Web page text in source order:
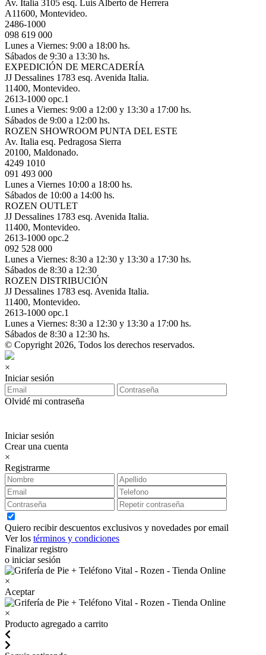
Av. Italia 3105 esq. Luis Alberto de Herrera
A11600, Montevideo.
2486-1000
098 619 000
Lunes a Viernes: 9:00 a 18:00 hs.
Sábados de 9:30 a 13:30 hs.
EXPEDICIÓN DE MERCADERÍA
JJ Dessalines 1783 esq. Avenida Italia.
11400, Montevideo.
2613-1000 opc.1
Lunes a Viernes: 9:00 a 12:00 y 13:30 a 17:00 hs.
Sábados de 9:00 a 12:00 hs.
ROZEN SHOWROOM PUNTA DEL ESTE
Av. Italia esq. Pedragosa Sierra
20100, Maldonado.
4249 1010
091 493 000
Lunes a Viernes 10:00 a 18:00 hs.
Sábados de 10:00 a 14:00 hs.
ROZEN OUTLET
JJ Dessalines 1783 esq. Avenida Italia.
11400, Montevideo.
2613-1000 opc.2
092 528 000
Lunes a Viernes: 8:30 a 12:30 y 13:30 a 17:30 hs.
Sábados de 8:30 a 12:30
ROZEN DISTRIBUCIÓN
JJ Dessalines 1783 esq. Avenida Italia.
11400, Montevideo.
2613-1000 opc.1
Lunes a Viernes: 8:30 a 12:30 y 13:30 a 17:00 hs.
Sábados de 8:30 a 12:30 hs.
© Copyright 2026, Todos los derechos reservados.
×
Iniciar sesión
Olvidé mi contraseña
Iniciar sesión
Crear una cuenta
×
Registrarme
Quiero recibir descuentos exclusivos y novedades por email
Ver los términos y condiciones
Finalizar registro
o iniciar sesión
×
Aceptar
×
Producto agregado a carrito